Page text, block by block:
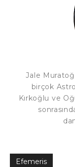
Jale
birçok
Kırkoğlu ve
Efemeris